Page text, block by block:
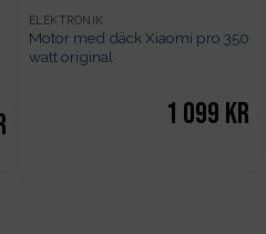
ELEKTRONIK
Motor med däck Xiaomi pro 350
watt original
1 099 kr